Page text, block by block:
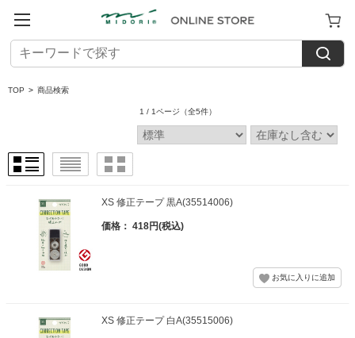
TOP > 商品検索
1 / 1ページ （全5件）
XS 修正テープ 黒A(35514006)
価格： 418円(税込)
XS 修正テープ 白A(35515006)